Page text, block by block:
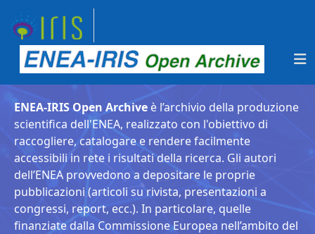
ENEA-IRIS Open Archive è l’archivio della produzione
scientifica dell'ENEA, realizzato con l'obiettivo di
raccogliere, catalogare e rendere facilmente
accessibili in rete i risultati della ricerca. Gli autori
dell’ENEA provvedono a depositare le proprie
pubblicazioni (articoli su rivista, presentazioni a
congressi, report, ecc.). In particolare, quelle
finanziate dalla Commissione Europea nell’ambito del